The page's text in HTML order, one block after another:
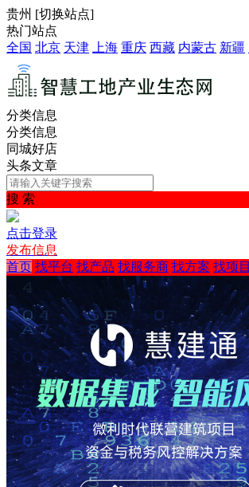
贵州 [切换站点]
热门站点
全国 北京 天津 上海 重庆 西藏 内蒙古 新疆
分类信息
分类信息
同城好店
头条文章
搜 索
点击登录
发布信息
首页 找平台 找产品 找服务商 找方案 找项目